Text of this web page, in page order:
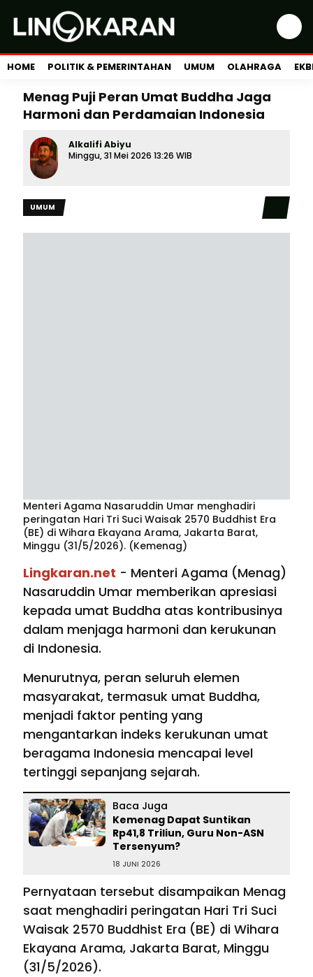
HOME POLITIK & PEMERINTAHAN UMUM OLAHRAGA
Menag Puji Peran Umat Buddha Jaga
Harmoni dan Perdamaian Indonesia
Alkalifi Abiyu
Minggu, 31 Mei 2026 13:26 WIB
UMUM
Menteri Agama Nasaruddin Umar menghadiri
peringatan Hari Tri Suci Waisak 2570 Buddhist Era
(BE) di Wihara Ekayana Arama, Jakarta Barat,
Minggu (31/5/2026). (Kemenag)
Lingkaran.net - Menteri Agama (Menag)
Nasaruddin Umar memberikan apresiasi
kepada umat Buddha atas kontribusinya
dalam menjaga harmoni dan kerukunan
di Indonesia.
Menurutnya, peran seluruh elemen
masyarakat, termasuk umat Buddha,
menjadi faktor penting yang
mengantarkan indeks kerukunan umat
beragama Indonesia mencapai level
tertinggi sepanjang sejarah.
Baca Juga
Kemenag Dapat Suntikan
Rp41,8 Triliun, Guru Non-ASN
Tersenyum?
18 JUNI 2026
Pernyataan tersebut disampaikan Menag
saat menghadiri peringatan Hari Tri Suci
Waisak 2570 Buddhist Era (BE) di Wihara
Ekayana Arama, Jakarta Barat, Minggu
(31/5/2026).